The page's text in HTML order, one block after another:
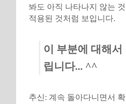
봐도 아직 나타나지 않는
적용된 것처럼 보입니다.
이 부분에 대해
립니다... ^^
추신: 계속 돌아다니면서